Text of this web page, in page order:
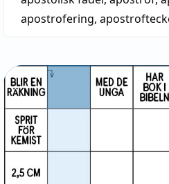
apostrofering,